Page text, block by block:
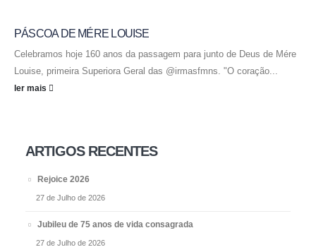
PÁSCOA DE MÉRE LOUISE
Celebramos hoje 160 anos da passagem para junto de Deus de Mére
Louise, primeira Superiora Geral das @irmasfmns. "O coração...
ler mais
ARTIGOS RECENTES
Rejoice 2026
27 de Julho de 2026
Jubileu de 75 anos de vida consagrada
27 de Julho de 2026